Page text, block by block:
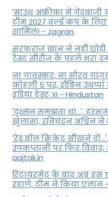
'साउथ अफ्रीका में गेंदबाजी
टीम 2027 वर्ल्‍ड कप के
शामिल! - Jagran
सरफराज खान ने नहीं
टेस्ट सीरीज के पहले भरा
ना गावस्कर, ना सौरव
कोहली 5 पर, रॉबिन
इंडिया टेस्ट XI - Hindustan
'दुश्मन समझता था...',
खुलासा, रव‍िचंद्रन अश्विन
'रेड बॉल क्रिकेट सीखने
उपकप्तानी पर फ‍िर
aajtak.in
रिटायरमेंट के बाद अब
रहाणे, टीम ने किया एलान -